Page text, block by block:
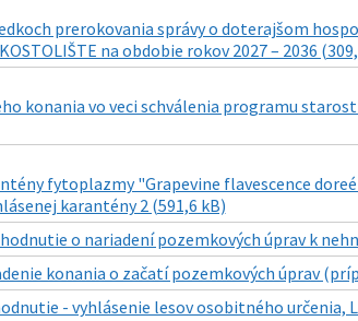
prerokovania správy o doterajšom
na obdobie rokov 2027 – 2036
konania vo veci schválenia programu
fytoplazmy "Grapevine flavescence
karantény 2 (591,6 kB)
o nariadení pozemkových úprav k
konania o začatí pozemkových úprav
- vyhlásenie lesov osobitného určenia,